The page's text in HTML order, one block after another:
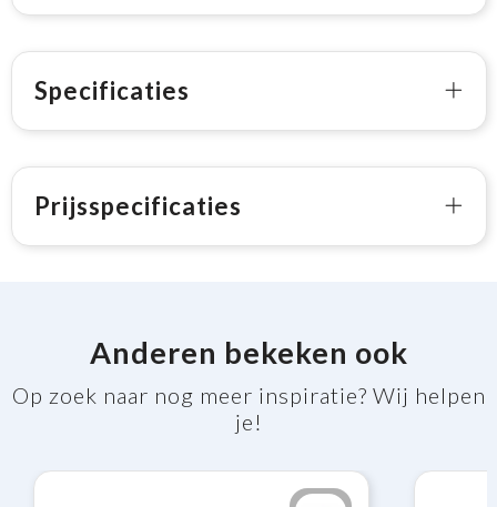
Specificaties
Prijsspecificaties
Anderen bekeken ook
Op zoek naar nog meer inspiratie? Wij helpen
je!